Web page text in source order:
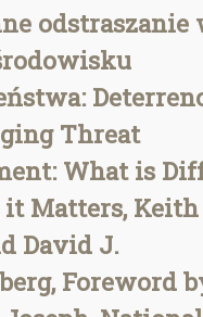
odstraszanie
Threat
What is
Matters, Keith
David J.
Foreword